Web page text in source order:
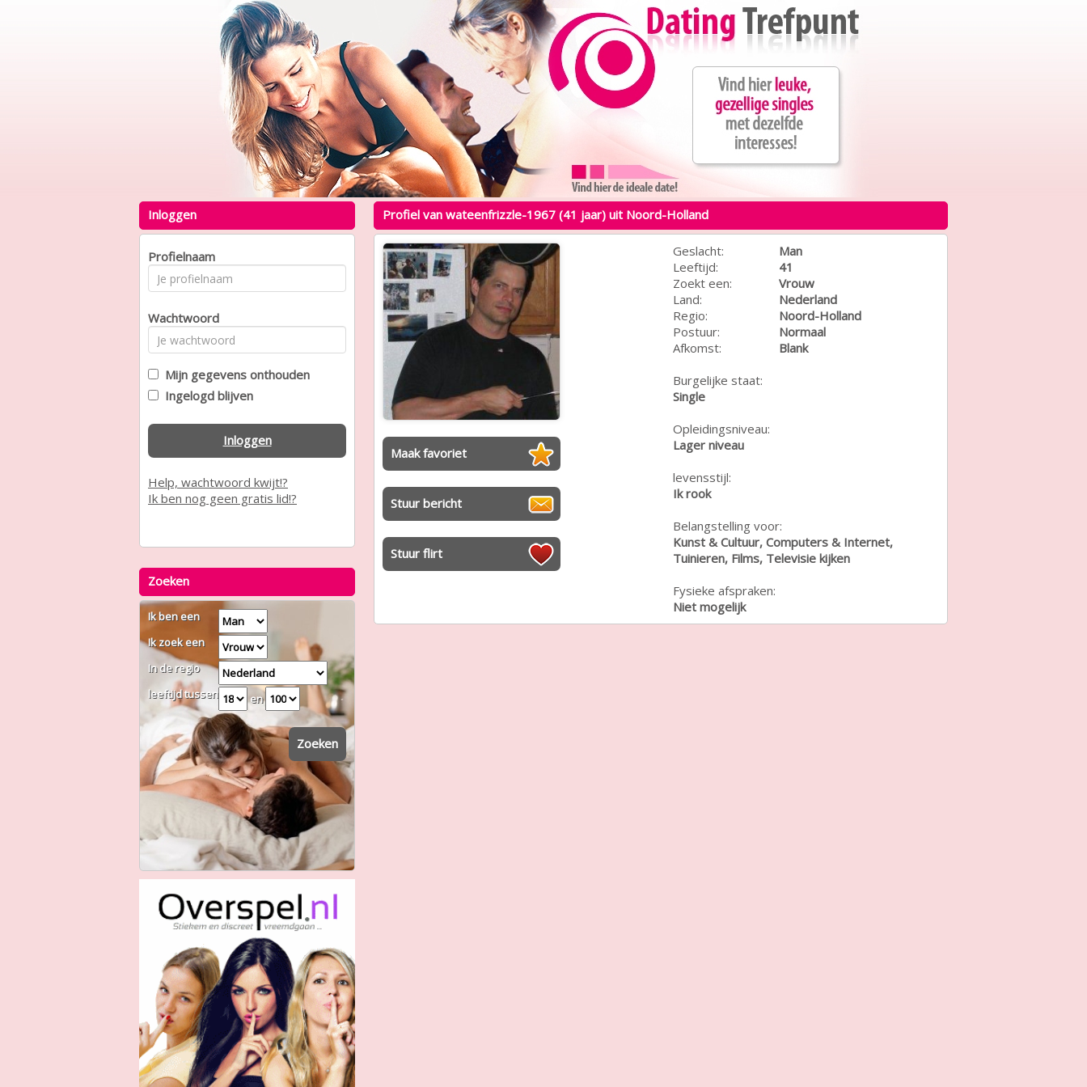
Profiel van wateenfrizzle-1967 (41 jaar) uit Noord-Holland
Maak favoriet
Stuur bericht
Stuur flirt
Geslacht:
Man
Leeftijd:
41
Zoekt een:
Vrouw
Land:
Nederland
Regio:
Noord-Holland
Postuur:
Normaal
Afkomst:
Blank
Burgelijke staat:
Single
Opleidingsniveau:
Lager niveau
levensstijl:
Ik rook
Belangstelling voor:
Kunst & Cultuur, Computers & Internet,
Tuinieren, Films, Televisie kijken
Fysieke afspraken:
Niet mogelijk
Inloggen
Profielnaam
Wachtwoord
Mijn gegevens onthouden
Ingelogd blijven
Inloggen
Help, wachtwoord kwijt!?
Ik ben nog geen gratis lid!?
Zoeken
Ik ben een
Ik zoek een
In de regio
leeftijd tussen
en
Zoeken